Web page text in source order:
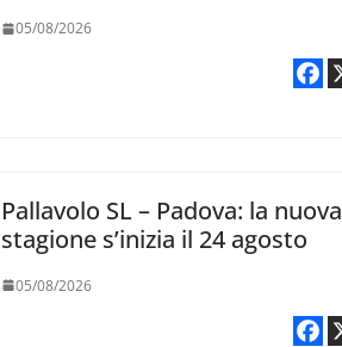
05/08/2026
Pallavolo SL – Padova: la nuova
stagione s’inizia il 24 agosto
05/08/2026